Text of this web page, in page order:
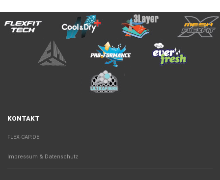
KONTAKT
FLEX-CAP.DE
Impressum & Datenschutz